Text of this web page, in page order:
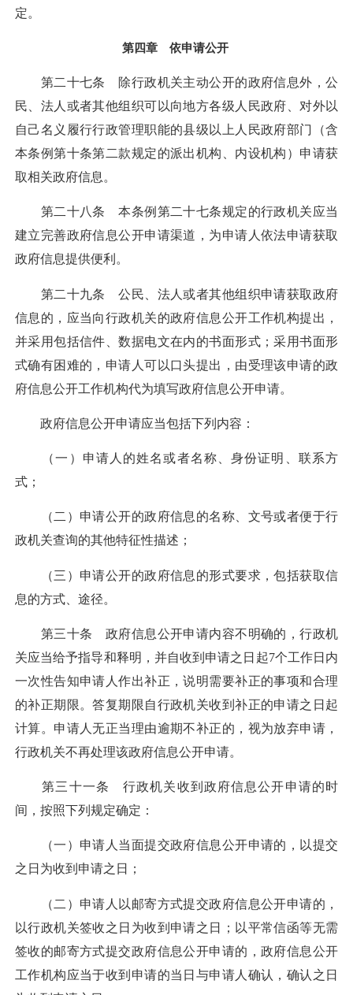
定。
第四章 依申请公开
第二十七条 除行政机关主动公开的政府信息外，公
民、法人或者其他组织可以向地方各级人民政府、对外以
自己名义履行行政管理职能的县级以上人民政府部门（含
本条例第十条第二款规定的派出机构、内设机构）申请获
取相关政府信息。
第二十八条 本条例第二十七条规定的行政机关应当
建立完善政府信息公开申请渠道，为申请人依法申请获取
政府信息提供便利。
第二十九条 公民、法人或者其他组织申请获取政府
信息的，应当向行政机关的政府信息公开工作机构提出，
并采用包括信件、数据电文在内的书面形式；采用书面形
式确有困难的，申请人可以口头提出，由受理该申请的政
府信息公开工作机构代为填写政府信息公开申请。
政府信息公开申请应当包括下列内容：
（一）申请人的姓名或者名称、身份证明、联系方
式；
（二）申请公开的政府信息的名称、文号或者便于行
政机关查询的其他特征性描述；
（三）申请公开的政府信息的形式要求，包括获取信
息的方式、途径。
第三十条 政府信息公开申请内容不明确的，行政机
关应当给予指导和释明，并自收到申请之日起7个工作日内
一次性告知申请人作出补正，说明需要补正的事项和合理
的补正期限。答复期限自行政机关收到补正的申请之日起
计算。申请人无正当理由逾期不补正的，视为放弃申请，
行政机关不再处理该政府信息公开申请。
第三十一条 行政机关收到政府信息公开申请的时
间，按照下列规定确定：
（一）申请人当面提交政府信息公开申请的，以提交
之日为收到申请之日；
（二）申请人以邮寄方式提交政府信息公开申请的，
以行政机关签收之日为收到申请之日；以平常信函等无需
签收的邮寄方式提交政府信息公开申请的，政府信息公开
工作机构应当于收到申请的当日与申请人确认，确认之日